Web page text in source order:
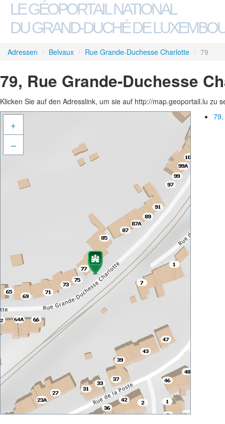
LE GÉOPORTAIL NATIONAL
DU GRAND-DUCHÉ DE
Adressen / Belvaux / Rue Grande-Duchesse Charlotte / 79
79, Rue Grande-Duchesse
Klicken Sie auf den Adresslink, um sie auf http://map.geoportail.lu zu
+
–